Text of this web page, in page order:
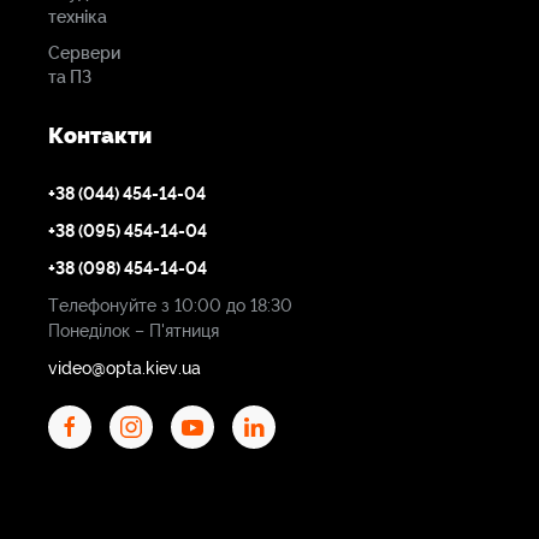
Широка накладна кишеня
Зроблено у Вермонті, США.
техніка
Сервери
та ПЗ
Контакти
+38 (044) 454-14-04
+38 (095) 454-14-04
+38 (098) 454-14-04
Телефонуйте з 10:00 до 18:30
Понеділок – П'ятниця
video@opta.kiev.ua